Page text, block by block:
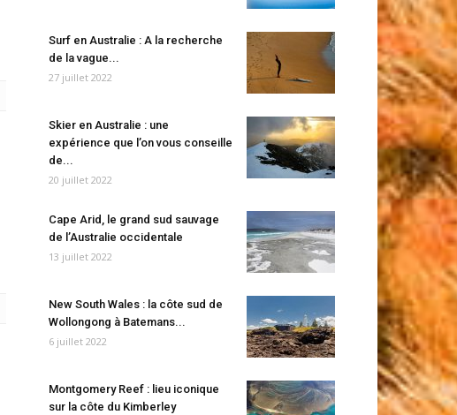
Surf en Australie : A la recherche
de la vague...
27 juillet 2022
Skier en Australie : une
expérience que l’on vous conseille
de...
20 juillet 2022
Cape Arid, le grand sud sauvage
de l’Australie occidentale
13 juillet 2022
New South Wales : la côte sud de
Wollongong à Batemans...
6 juillet 2022
Montgomery Reef : lieu iconique
sur la côte du Kimberley